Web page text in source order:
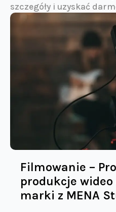
szczegóły i uzyskać
Filmowanie –
produkcje wideo
marki z MENA